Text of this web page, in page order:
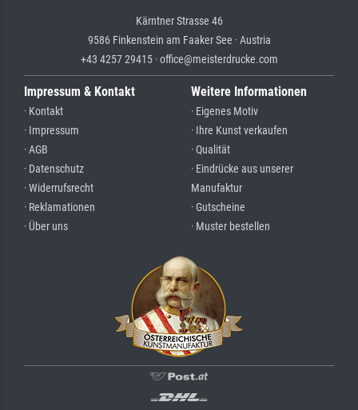
Kärntner Strasse 46
9586 Finkenstein am Faaker See · Austria
+43 4257 29415 · office@meisterdrucke.com
Impressum & Kontakt
· Kontakt
· Impressum
· AGB
· Datenschutz
· Widerrufsrecht
· Reklamationen
· Über uns
Weitere Informationen
· Eigenes Motiv
· Ihre Kunst verkaufen
· Qualität
· Eindrücke aus unserer
Manufaktur
· Gutscheine
· Muster bestellen